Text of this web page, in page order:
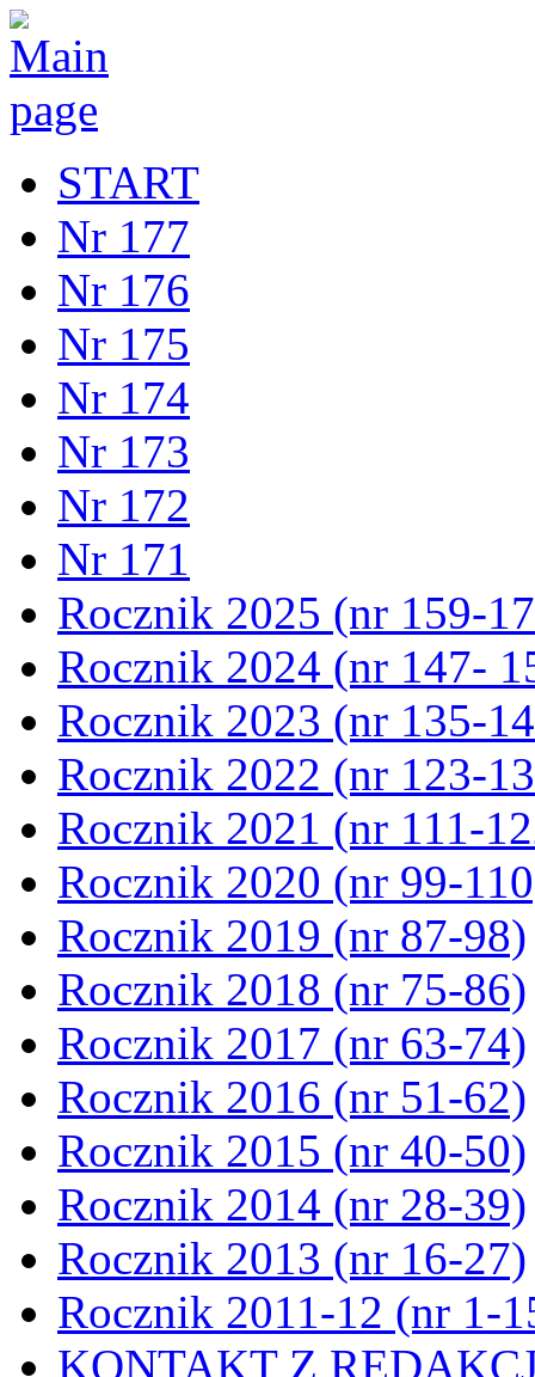
START
Nr 177
Nr 176
Nr 175
Nr 174
Nr 173
Nr 172
Nr 171
Rocznik 2025 (nr 159-
Rocznik 2024 (nr 147-
Rocznik 2023 (nr 135-
Rocznik 2022 (nr 123-
Rocznik 2021 (nr 111-
Rocznik 2020 (nr 99-
Rocznik 2019 (nr 87-98)
Rocznik 2018 (nr 75-86)
Rocznik 2017 (nr 63-74)
Rocznik 2016 (nr 51-62)
Rocznik 2015 (nr 40-50)
Rocznik 2014 (nr 28-39)
Rocznik 2013 (nr 16-27)
Rocznik 2011-12 (nr 1-
KONTAKT Z